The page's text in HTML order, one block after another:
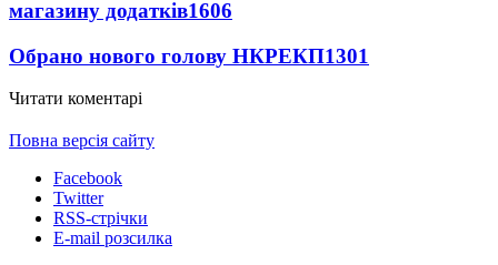
магазину додатків1606
Обрано нового голову НКРЕКП1301
Читати коментарі
Повна версія сайту
Facebook
Twitter
RSS-стрічки
E-mail розсилка